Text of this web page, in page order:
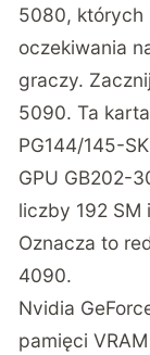
5080, których
oczekiwania
graczy.
5090. Ta
PG144/145-
GPU GB202-
liczby 192 SM
Oznacza to
4090.
Nvidia
pamięci